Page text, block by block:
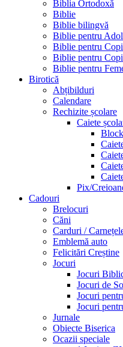
Biblia Ortodoxă
Biblie
Biblie bilingvă
Biblie pentru
Biblie pentru
Biblie pentru
Biblie pentru
Birotică
Abțibilduri
Calendare
Rechizite școlare
Caiete
Pix/
Cadouri
Brelocuri
Căni
Carduri /
Emblemă auto
Felicitări Creștine
Jocuri
Jocuri
Jocuri de
Jocuri
Jocuri
Jurnale
Obiecte Biserica
Ocazii speciale